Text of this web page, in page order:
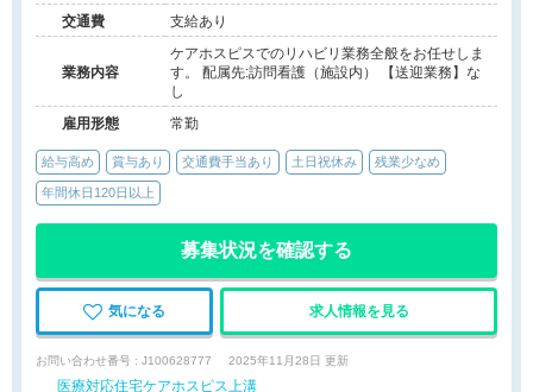
交通費
支給あり
業務内容
ケアホスピスでのリハビリ業務全般をお任せしま
す。 配属先:訪問看護（施設内） 【送迎業務】な
し
雇用形態
常勤
給与高め 賞与あり 交通費手当あり 土日祝休み 残業少なめ
年間休日120日以上
募集状況を確認する
気になる 求人情報を見る
お問い合わせ番号 : J100628777 2025年11月28日 更新
医療対応住宅ケアホスピス上溝